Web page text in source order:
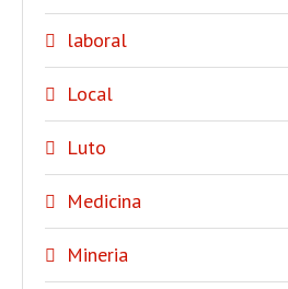
laboral
Local
Luto
Medicina
Mineria